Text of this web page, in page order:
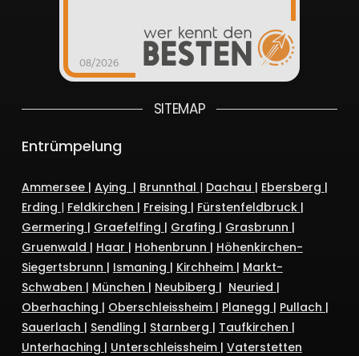
08/2026
SITEMAP
Entrümpelung
Ammersee | Aying | Brunnthal | Dachau | Ebersberg |
Erding | Feldkirchen | Freising | Fürstenfeldbruck |
Germering | Graefelfing | Grafing | Grasbrunn |
Gruenwald | Haar | Hohenbrunn | Höhenkirchen-
Siegertsbrunn | Ismaning | Kirchheim | Markt-
Schwaben | München | Neubiberg | Neuried |
Oberhaching | Oberschleissheim | Planegg | Pullach |
Sauerlach | Sendling | Starnberg | Taufkirchen |
Unterhaching | Unterschleissheim | Vaterstetten